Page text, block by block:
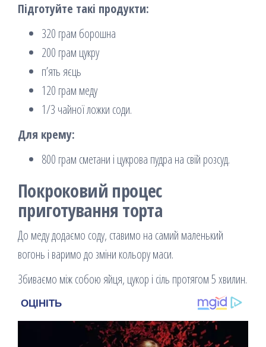
Підготуйте такі продукти:
320 грам борошна
200 грам цукру
п’ять яєць
120 грам меду
1/3 чайної ложки соди.
Для крему:
800 грам сметани і цукрова пудра на свій розсуд.
Покроковий процес
приготування торта
До меду додаємо соду, ставимо на самий маленький
вогонь і варимо до зміни кольору маси.
Збиваємо між собою яйця, цукор і сіль протягом 5 хвилин.